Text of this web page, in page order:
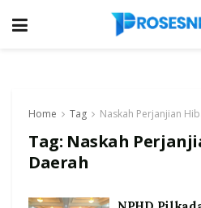
Home Tag Naskah Perjanjian
Tag: Naskah
Daerah